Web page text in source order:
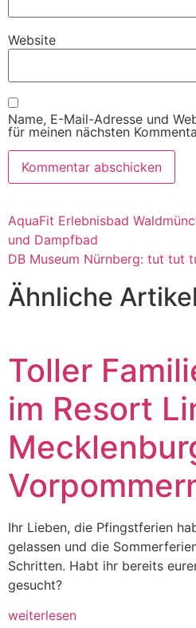
Website
Name, E-Mail-Adresse und
für meinen nächsten
AquaFit Erlebnisbad
und Dampfbad
DB Museum Nürnberg: tut tut
Ähnliche Artikel
Toller
im Resort
Ihr Lieben, die Pfingstferien
gelassen und die
Schritten. Habt ihr bereits
gesucht?
weiterlesen